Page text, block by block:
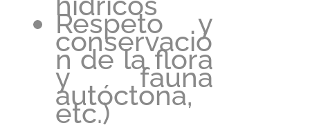
Respeto y
conservació
n de la flora
y fauna
autóctona,
etc.)